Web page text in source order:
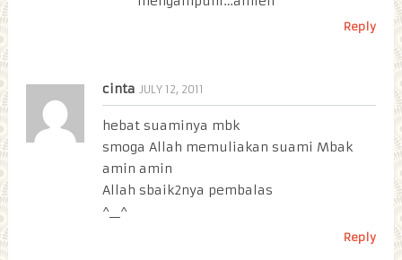
Reply
cinta JULY 12, 2011
hebat suaminya mbk
smoga Allah memuliakan suami Mbak
amin amin
Allah sbaik2nya pembalas
^__^
Reply